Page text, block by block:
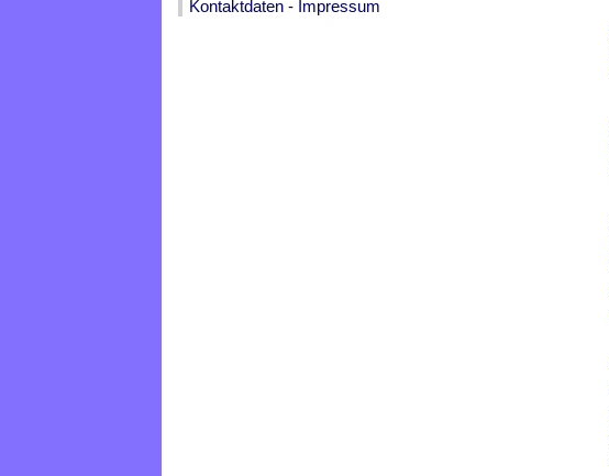
Kontaktdaten - Impressum